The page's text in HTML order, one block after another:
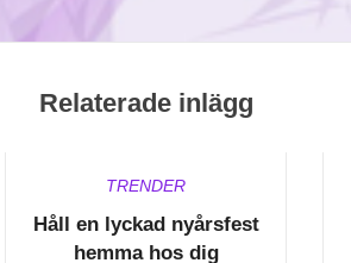
Relaterade inlägg
TRENDER
Håll en lyckad nyårsfest
hemma hos dig